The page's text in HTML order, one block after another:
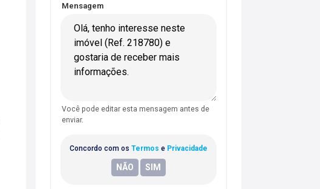
Mensagem
Você pode editar esta mensagem antes de
enviar.
Concordo com os Termos e Privacidade